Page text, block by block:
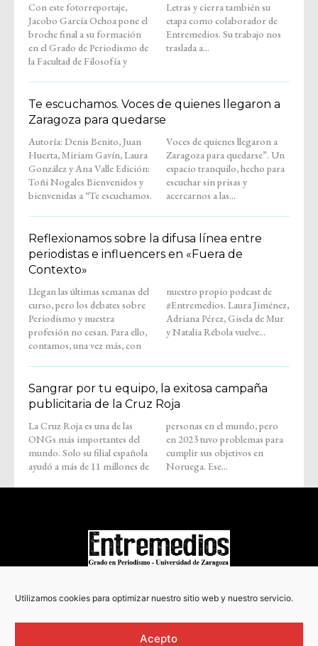
Utilizamos cookies para optimizar nuestro sitio web y nuestro servicio.
Acepto
Con este fotorreportaje,
Jacobo García Ochoa pone el
broche final a su formación
en el Grado de Periodismo de
la Facultad de Filosofía y
Letras y cierra también su
etapa como colaborador de
Entremedios. Su trabajo nos
traslada a...
Te escuchamos. Voces de quienes llegaron a
Zaragoza para quedarse
Autoría: Denis Benito, Juan
Huerta, Miriam Gavín, Laura
González y Ana Valle Edición:
Toñi Nogales Bienvenidos y
bienvenidas a “Te escuchamos.
Voces de quienes llegaron a
Zaragoza para quedarse”. Un
espacio tranquilo, hecho para
escuchar sin prisas y
acercarnos a las...
Reflexionamos sobre la difusa línea entre
periodistas e influencers en «Fuera de
Contexto»
Llegan las últimas semanas del
curso, pero los debates sobre
Periodismo y nuestra
profesión no cesan. Para ello,
contamos, una vez más, con
nuestro propio podcast de
#Entremedios. Laura Jiménez,
Adriana Pérez, Gisela de Mur
y Natalia Rébola vuelve...
Sangrar por tu equipo, la exitosa campaña
publicitaria de la Cruz Roja
La Cruz Roja es una de las
ONGs más importantes del
mundo. Solo su filial española
ayudó a más de 11 millones de
personas en el mundo, pero
en 2023 tuvo problemas para
cumplir sus objetivos en
Noruega. Ese...